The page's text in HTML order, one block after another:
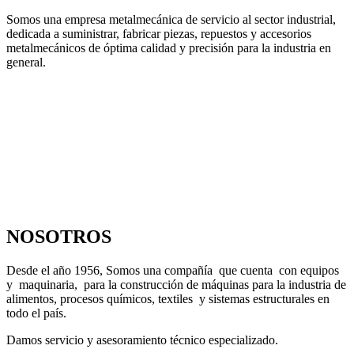
Somos una empresa metalmecánica de servicio al sector industrial,
dedicada a suministrar, fabricar piezas, repuestos y accesorios
metalmecánicos de óptima calidad y precisión para la industria en
general.
NOSOTROS
Desde el año 1956, Somos una compañía que cuenta con equipos
y maquinaria, para la construcción de máquinas para la industria de
alimentos, procesos químicos, textiles y sistemas estructurales en
todo el país.
Damos servicio y asesoramiento técnico especializado.